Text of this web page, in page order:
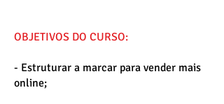
OBJETIVOS DO CURSO:
- Estruturar a marcar para vender mais
online;